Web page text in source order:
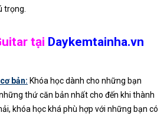
trọng.
tại Daykemtainha.vn
bản: Khóa học dành cho những bạn
thứ căn bản nhất cho đến khi thành
khóa học khá phù hợp với những bạn có